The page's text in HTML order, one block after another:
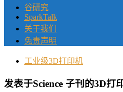
谷研究
SparkTalk
关于我们
免责声明
工业级3D打印机
发表于Science 子刊的3D